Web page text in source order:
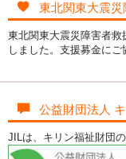
東北関東大震
東北関東大震災障害者
しました。支援募金にご
公益財団法人
JILは、キリン福祉財団